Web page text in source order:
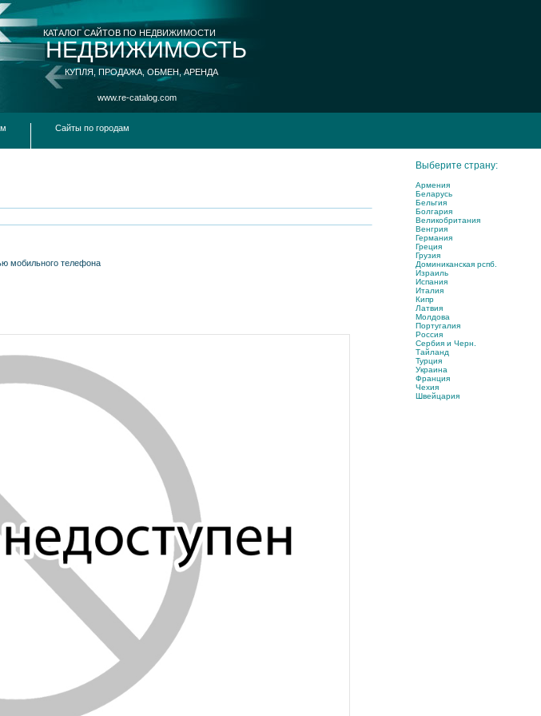
КАТАЛОГ САЙТОВ ПО НЕДВИЖИМОСТИ
НЕДВИЖИМОСТЬ
КУПЛЯ, ПРОДАЖА, ОБМЕН, АРЕНДА
www.re-catalog.com
Сайты по городам
мобильного телефона
Выберите страну:
Армения
Беларусь
Бельгия
Болгария
Великобритания
Венгрия
Германия
Греция
Грузия
Доминиканская рспб.
Израиль
Испания
Италия
Кипр
Латвия
Молдова
Португалия
Россия
Сербия и Черн.
Тайланд
Турция
Украина
Франция
Чехия
Швейцария